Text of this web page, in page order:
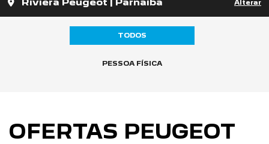
Alterar
TODOS
PESSOA FÍSICA
OFERTAS PEUGEOT